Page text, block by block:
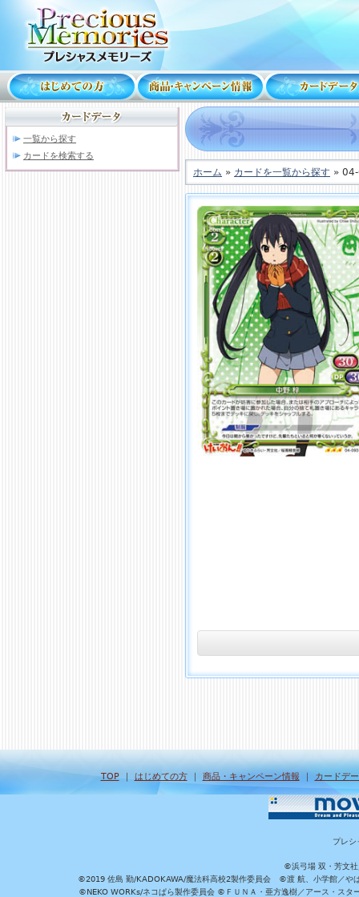
一覧から探す
カードを検索する
ホーム » カードを一覧から探す »
TOP｜ はじめての方｜ 商品・キャンペーン情報 ｜ カードデ
プレシ
©浜弓場 双・芳文社
©2019 佐島 勤/KADOKAWA/魔法科高校2製作委員会 ©渡 航、小学館／や
©NEKO WORKs/ネコぱら製作委員会 ©ＦＵＮＡ・亜方逸樹／アース・ス